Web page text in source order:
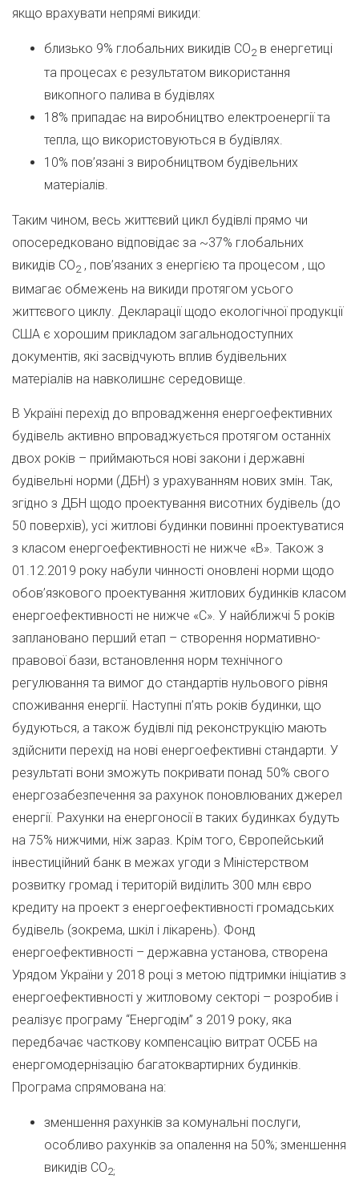
якщо врахувати непрямі викиди:
близько 9% глобальних викидів CO2 в енергетиці
та процесах є результатом використання
викопного палива в будівлях
18% припадає на виробництво електроенергії та
тепла, що використовуються в будівлях.
10% пов’язані з виробництвом будівельних
матеріалів.
Таким чином, весь життєвий цикл будівлі прямо чи
опосередковано відповідає за ~37% глобальних
викидів CO2 , пов’язаних з енергією та процесом , що
вимагає обмежень на викиди протягом усього
життєвого циклу. Декларації щодо екологічної продукції
США є хорошим прикладом загальнодоступних
документів, які засвідчують вплив будівельних
матеріалів на навколишнє середовище.
В Україні перехід до впровадження енергоефективних
будівель активно впроваджується протягом останніх
двох років – приймаються нові закони і державні
будівельні норми (ДБН) з урахуванням нових змін. Так,
згідно з ДБН щодо проектування висотних будівель (до
50 поверхів), усі житлові будинки повинні проектуватися
з класом енергоефективності не нижче «В». Також з
01.12.2019 року набули чинності оновлені норми щодо
обов’язкового проектування житлових будинків класом
енергоефективності не нижче «С». У найближчі 5 років
заплановано перший етап – створення нормативно-
правової бази, встановлення норм технічного
регулювання та вимог до стандартів нульового рівня
споживання енергії. Наступні п’ять років будинки, що
будуються, а також будівлі під реконструкцію мають
здійснити перехід на нові енергоефективні стандарти. У
результаті вони зможуть покривати понад 50% свого
енергозабезпечення за рахунок поновлюваних джерел
енергії. Рахунки на енергоносії в таких будинках будуть
на 75% нижчими, ніж зараз. Крім того, Європейський
інвестиційний банк в межах угоди з Міністерством
розвитку громад і територій виділить 300 млн євро
кредиту на проект з енергоефективності громадських
будівель (зокрема, шкіл і лікарень). Фонд
енергоефективності – державна установа, створена
Урядом України у 2018 році з метою підтримки ініціатив з
енергоефективності у житловому секторі – розробив і
реалізує програму “Енергодім” з 2019 року, яка
передбачає часткову компенсацію витрат ОСББ на
енергомодернізацію багатоквартирних будинків.
Програма спрямована на:
зменшення рахунків за комунальні послуги,
особливо рахунків за опалення на 50%; зменшення
викидів СО2;